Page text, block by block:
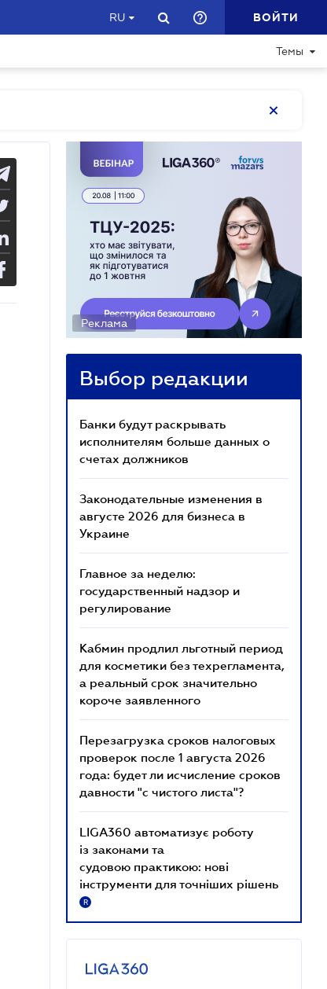
RU ВОЙТИ
Темы
Реклама
Выбор редакции
Банки будут раскрывать
исполнителям больше данных о
счетах должников
Законодательные изменения в
августе 2026 для бизнеса в
Украине
Главное за неделю:
государственный надзор и
регулирование
Кабмин продлил льготный период
для косметики без техрегламента,
а реальный срок значительно
короче заявленного
Перезагрузка сроков налоговых
проверок после 1 августа 2026
года: будет ли исчисление сроков
давности "с чистого листа"?
LIGA360 автоматизує роботу
із законами та
судовою практикою: нові
інструменти для точніших рішень
R